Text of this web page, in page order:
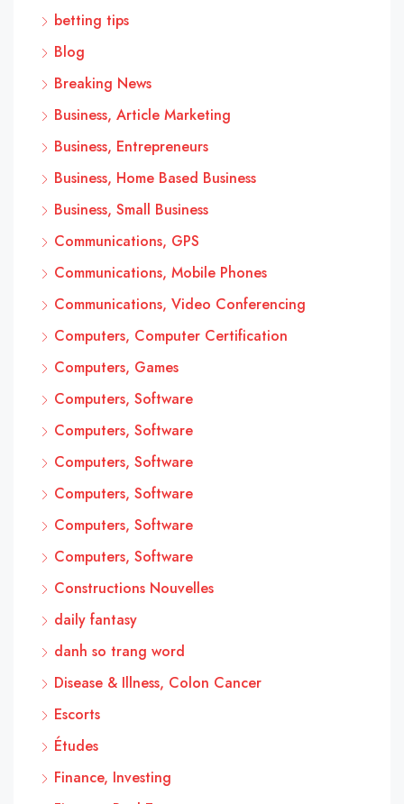
betting tips
Blog
Breaking News
Business, Article Marketing
Business, Entrepreneurs
Business, Home Based Business
Business, Small Business
Communications, GPS
Communications, Mobile Phones
Communications, Video Conferencing
Computers, Computer Certification
Computers, Games
Computers, Software
Computers, Software
Computers, Software
Computers, Software
Computers, Software
Computers, Software
Constructions Nouvelles
daily fantasy
danh so trang word
Disease & Illness, Colon Cancer
Escorts
Études
Finance, Investing